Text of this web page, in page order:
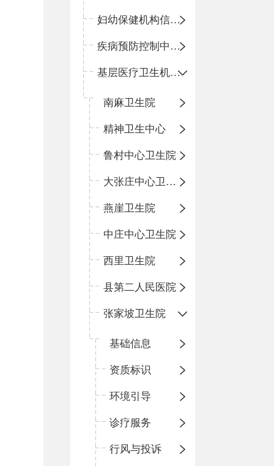
妇幼保健机构信息公开
疾病预防控制中心信息公开
基层医疗卫生机构信息公开
南麻卫生院
精神卫生中心
鲁村中心卫生院
大张庄中心卫生院
燕崖卫生院
中庄中心卫生院
西里卫生院
县第二人民医院
张家坡卫生院
基础信息
资质标识
环境引导
诊疗服务
行风与投诉